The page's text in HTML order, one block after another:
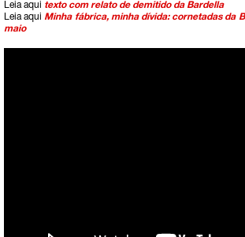
Leia aqui texto com relato de demitido da Bardella
Leia aqui Minha fábrica, minha dívida: cornetadas da
maio